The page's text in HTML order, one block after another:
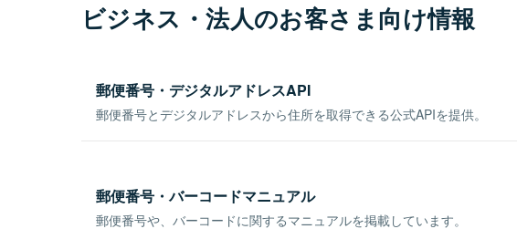
ビジネス・法人のお客さま向け情報
郵便番号・デジタルアドレスAPI
郵便番号とデジタルアドレスから住所を取得できる公式APIを提供。
郵便番号・バーコードマニュアル
郵便番号や、バーコードに関するマニュアルを掲載しています。